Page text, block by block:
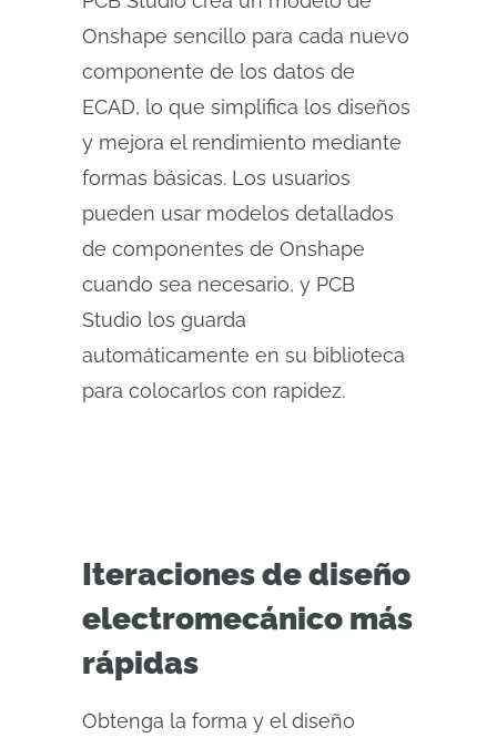
Onshape sencillo para cada nuevo
componente de los datos de
ECAD, lo que simplifica los diseños
y mejora el rendimiento mediante
formas básicas. Los usuarios
pueden usar modelos detallados
de componentes de Onshape
cuando sea necesario, y PCB
Studio los guarda
automáticamente en su biblioteca
para colocarlos con rapidez.
Iteraciones de diseño
electromecánico más
rápidas
Obtenga la forma y el diseño